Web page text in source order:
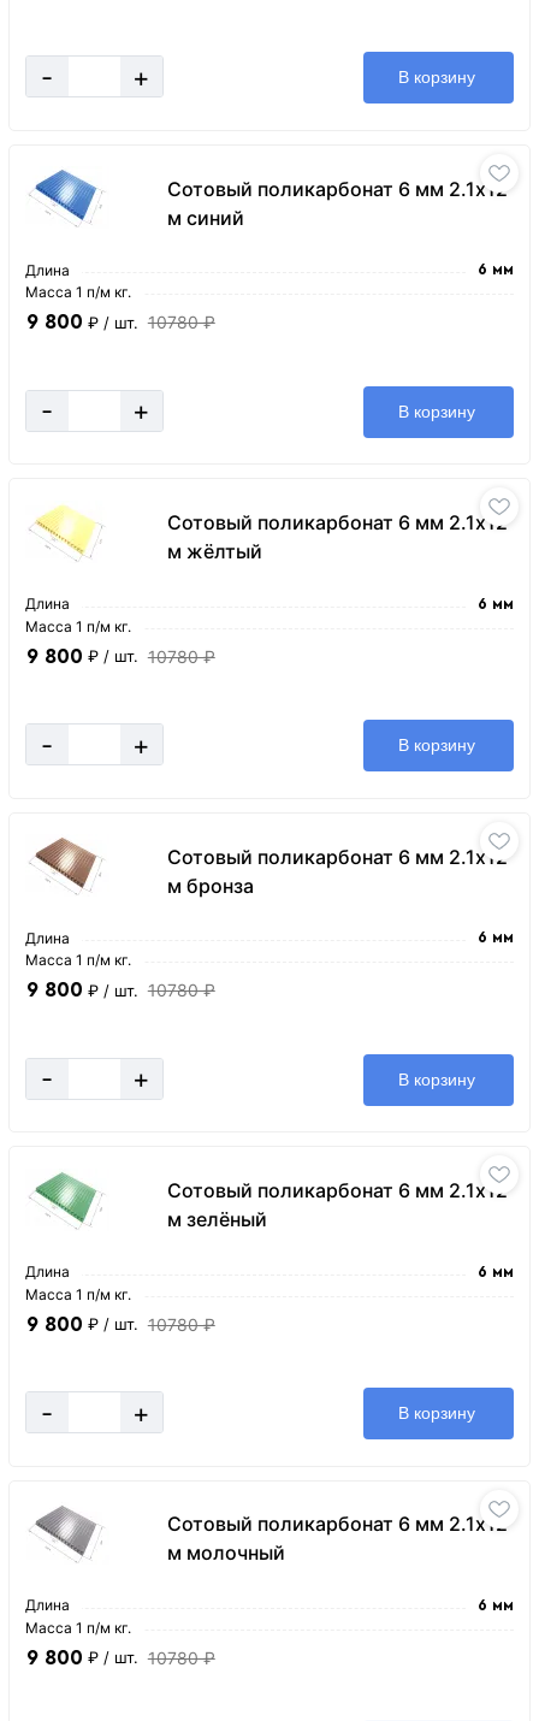
- + В корзину
Сотовый поликарбонат 6 мм 2.1х12
м синий
Длина 6 мм
Масса 1 п/м кг.
9 800 ₽ / шт. 10780 ₽
- + В корзину
Сотовый поликарбонат 6 мм 2.1х12
м жёлтый
Длина 6 мм
Масса 1 п/м кг.
9 800 ₽ / шт. 10780 ₽
- + В корзину
Сотовый поликарбонат 6 мм 2.1х12
м бронза
Длина 6 мм
Масса 1 п/м кг.
9 800 ₽ / шт. 10780 ₽
- + В корзину
Сотовый поликарбонат 6 мм 2.1х12
м зелёный
Длина 6 мм
Масса 1 п/м кг.
9 800 ₽ / шт. 10780 ₽
- + В корзину
Сотовый поликарбонат 6 мм 2.1х12
м молочный
Длина 6 мм
Масса 1 п/м кг.
9 800 ₽ / шт. 10780 ₽